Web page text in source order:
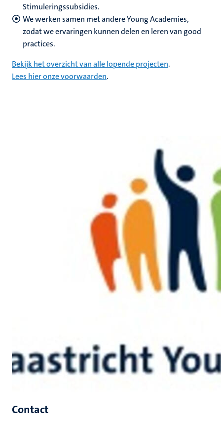
Stimuleringssubsidies.
We werken samen met andere Young Academies,
zodat we ervaringen kunnen delen en leren van good
practices.
Bekijk het overzicht van alle lopende projecten.
Lees hier onze voorwaarden.
Contact